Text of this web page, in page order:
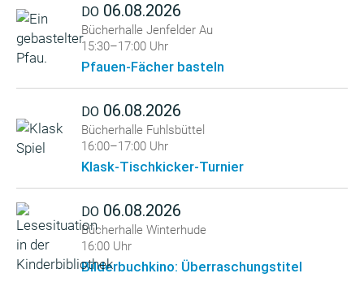
DO 06.08.2026
Bücherhalle Jenfelder Au
15:30–17:00 Uhr
Pfauen-Fächer basteln
DO 06.08.2026
Bücherhalle Fuhlsbüttel
16:00–17:00 Uhr
Klask-Tischkicker-Turnier
DO 06.08.2026
Bücherhalle Winterhude
16:00 Uhr
Bilderbuchkino: Überraschungstitel